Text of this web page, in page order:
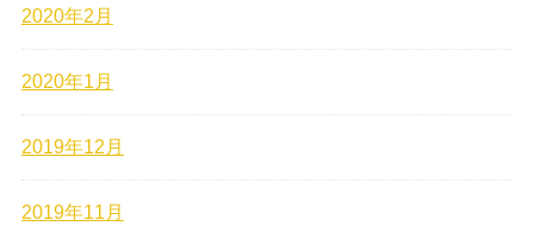
2020年2月
2020年1月
2019年12月
2019年11月